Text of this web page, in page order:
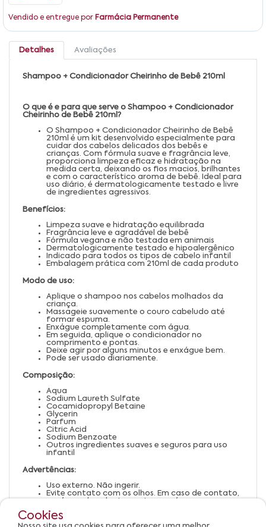
Vendido e entregue por Farmácia Permanente
Detalhes Avaliações
Shampoo + Condicionador Cheirinho de Bebê 210ml
O que é e para que serve o Shampoo + Condicionador
Cheirinho de Bebê 210ml?
O Shampoo + Condicionador Cheirinho de Bebê
210ml é um kit desenvolvido especialmente para
cuidar dos cabelos delicados dos bebês e
crianças. Com fórmula suave e fragrância leve,
proporciona limpeza eficaz e hidratação na
medida certa, deixando os fios macios, brilhantes
e com o característico aroma de bebê. Ideal para
uso diário, é dermatologicamente testado e livre
de ingredientes agressivos.
Benefícios:
Limpeza suave e hidratação equilibrada
Fragrância leve e agradável de bebê
Fórmula vegana e não testada em animais
Dermatologicamente testado e hipoalergênico
Indicado para todos os tipos de cabelo infantil
Embalagem prática com 210ml de cada produto
Modo de uso:
Aplique o shampoo nos cabelos molhados da
criança.
Massageie suavemente o couro cabeludo até
formar espuma.
Enxágue completamente com água.
Em seguida, aplique o condicionador no
comprimento e pontas.
Deixe agir por alguns minutos e enxágue bem.
Pode ser usado diariamente.
Composição:
Aqua
Sodium Laureth Sulfate
Cocamidopropyl Betaine
Glycerin
Parfum
Citric Acid
Sodium Benzoate
Outros ingredientes suaves e seguros para uso
infantil
Advertências:
Uso externo. Não ingerir.
Evite contato com os olhos. Em caso de contato,
enxágue abundantemente com água.
Suspenda o uso em caso de irritação ou reação
alérgica.
Mantenha fora do alcance de crianças.
Cookies